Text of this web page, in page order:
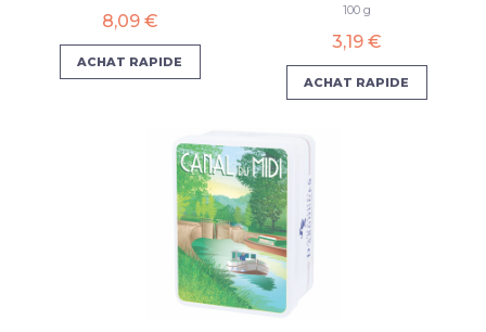
8,09 €
ACHAT RAPIDE
100 g
3,19 €
ACHAT RAPIDE